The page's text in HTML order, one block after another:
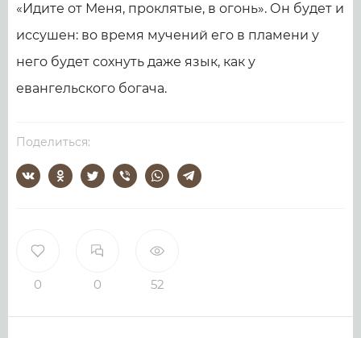
0 0 52
«Идите от Меня, проклятые, в огонь». Он будет и
иссушен: во время мучений его в пламени у
него будет сохнуть даже язык, как у
евангельского богача.
Поделиться: